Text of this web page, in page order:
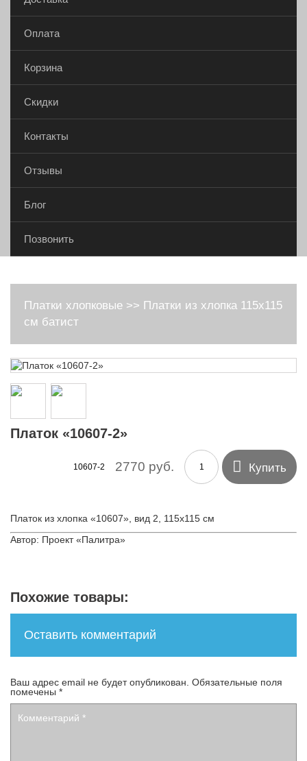
Оплата
Корзина
Скидки
Контакты
Отзывы
Блог
Позвонить
Платки хлопковые >> Платки из хлопка 115х115
см батист
Платок «10607-2»
10607-2 2770 руб.  Купить
Платок из хлопка «10607», вид 2, 115х115 см
Автор: Проект «Палитра»
Похожие товары:
Оставить комментарий
Ваш адрес email не будет опубликован. Обязательные поля
помечены *